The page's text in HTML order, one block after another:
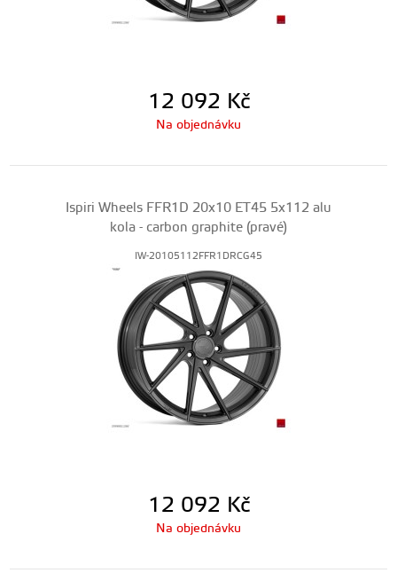
12 092 Kč
Na objednávku
Ispiri Wheels FFR1D 20x10 ET45 5x112 alu
kola - carbon graphite (pravé)
IW-20105112FFR1DRCG45
12 092 Kč
Na objednávku